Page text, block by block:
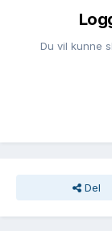
Du vil kunne
Del